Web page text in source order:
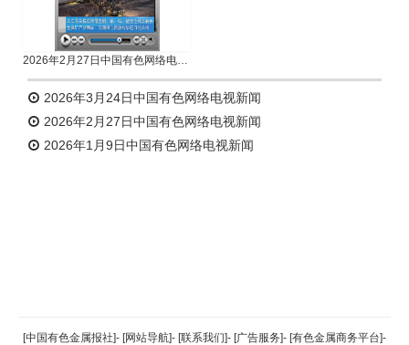
2026年2月27日中国有色网络电视新闻
2026年3月24日中国有色网络电视新闻
2026年2月27日中国有色网络电视新闻
2026年1月9日中国有色网络电视新闻
返回顶部
[中国有色金属报社]- [网站导航]- [联系我们]- [广告服务]- [有色金属商务平台]-